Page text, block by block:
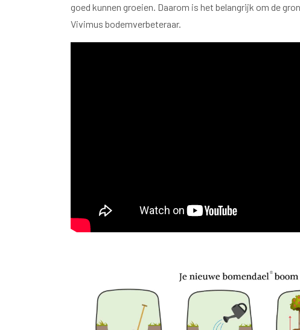
goed kunnen groeien. Daarom is het belangrijk om de
Vivimus bodemverbeteraar.